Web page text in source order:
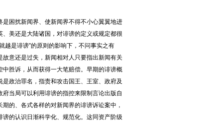
困扰新闻界、使新闻界不得不小心翼翼地进
美还是大陆诸国，对诽谤的定义或规定都很
越是诽谤”的原则的影响下，不问事实之有
意还是过失，新闻相对人只要指出新闻有关
胜诉，从而获得一大笔赔偿。早期的诽谤概
政治罪名，指责和攻击国王、王室、政府及
当局可以利用诽谤的指控来限制言论出版自
的、各式各样的对新闻界的诽谤诉讼案中，
的认识日渐科学化、规范化。这同资产阶级